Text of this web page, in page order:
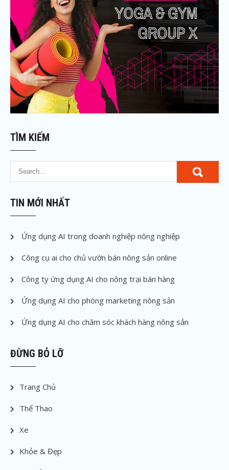
TÌM KIẾM
TIN MỚI NHẤT
Ứng dụng AI trong doanh nghiệp nông nghiệp
Công cụ ai cho chủ vườn bán nông sản online
Công ty ứng dụng AI cho nông trại bán hàng
Ứng dụng AI cho phòng marketing nông sản
Ứng dụng AI cho chăm sóc khách hàng nông sản
ĐỪNG BỎ LỠ
Trang Chủ
Thể Thao
Xe
Khỏe & Đẹp